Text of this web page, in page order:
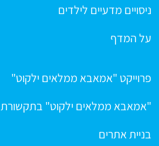
ניסויים מדעיים לילדים
על המדף
פרוייקט "אמאבא ממלאים ילקוט"
"אמאבא ממלאים ילקוט" בתקשורת
בניית אתרים